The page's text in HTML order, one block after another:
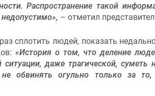
Распространение такой
– отметил
сплотить людей, показать
«История о том, что деление
даже трагической, суметь
обвинять огульно только за то,